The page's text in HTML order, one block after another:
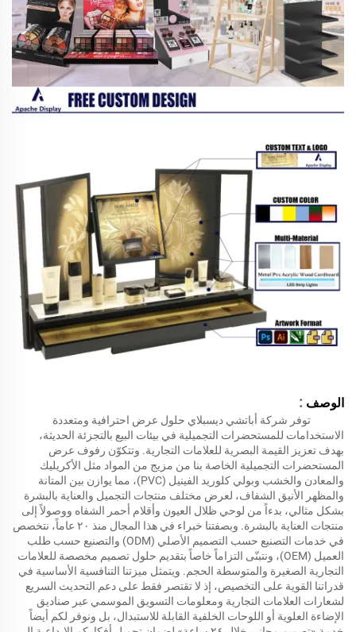
الوصف :
توفر شركة أباتشي ديسبلاي حلول عرض احترافية ومتعددة
الاستخدامات للمستحضرات التجميلية في بيئات البيع بالتجزئة الحديثة،
بهدف تعزيز القيمة البصرية للعلامات التجارية. وتتكوّن رفوف عرض
المستحضرات التجميلية الخاصة بنا من مزيج من المواد مثل الأكريليك
والمعادن والخشب وبولي كلوريد الفينيل (PVC)، مما يوازن بين المتانة
والمظهر الأنيق الشفاف، لعرض مختلف منتجات التجميل والعناية بالبشرة
بشكل مثالي، بدءاً من لوحي ظلال العيون وأقلام أحمر الشفاه ووصولاً إلى
منتجات العناية بالبشرة. وبصفتنا خبراء في هذا المجال منذ ٢٠ عاماً، نتخصص
في خدمات التصنيع حسب التصميم الأصلي (ODM) والتصنيع حسب طلب
العميل (OEM)، ونتبنّى التزاماً خاصاً بتقديم حلول تصميم مخصصة للعلامات
التجارية الصغيرة والمتوسطة الحجم. ويتمثل ميزتنا التنافسية الأساسية في
قدراتنا القوية على التخصيص، إذ لا تقتصر فقط على دعم التحديث السريع
لشعارات العلامات التجارية ومعلومات التسويق الموسمي عبر صناديق
الإضاءة العلوية أو اللوحات الخلفية القابلة للاستبدال، بل ونوفر لكم أيضاً